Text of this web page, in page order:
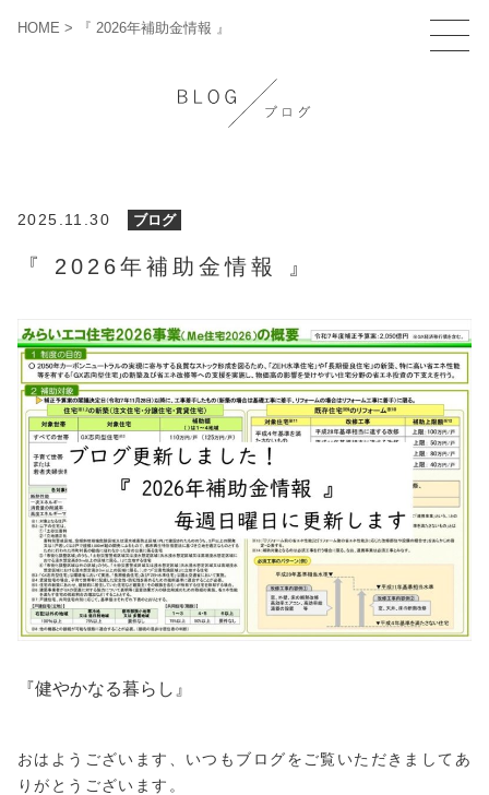
HOME > 『 2026年補助金情報 』
2025.11.30 ブログ
『 2026年補助金情報 』
『健やかなる暮らし』
おはようございます、いつもブログをご覧いただきましてあ
りがとうございます。